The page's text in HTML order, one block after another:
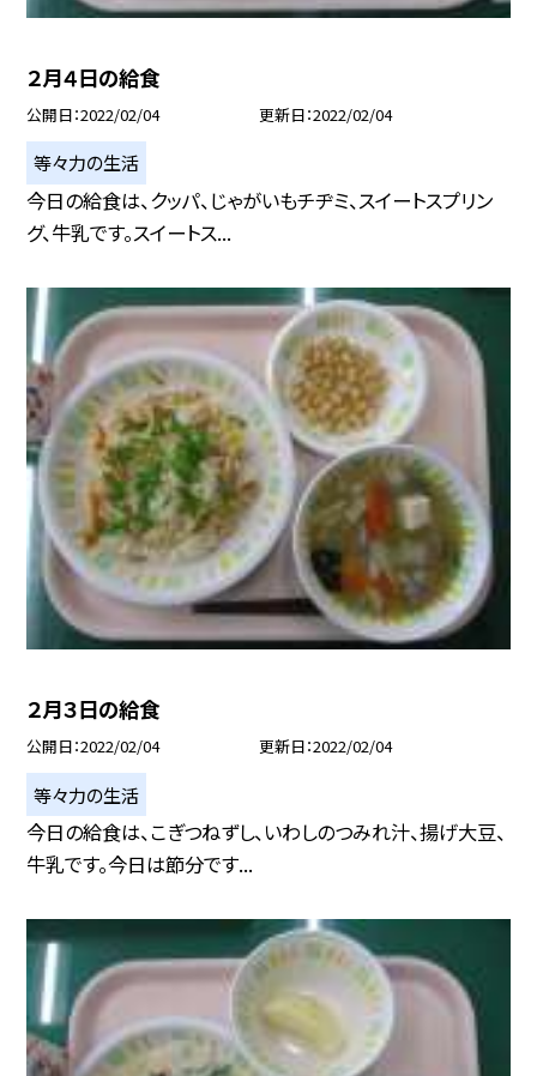
２月４日の給食
公開日 2022/02/04 更新日 2022/02/04
等々力の生活
今日の給食は、クッパ、じゃがいもチヂミ、スイートスプリン
グ、牛乳です。スイートス...
２月３日の給食
公開日 2022/02/04 更新日 2022/02/04
等々力の生活
今日の給食は、こぎつねずし、いわしのつみれ汁、揚げ大豆、
牛乳です。今日は節分です...